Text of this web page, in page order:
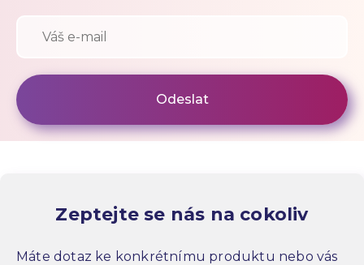
Zeptejte se nás na cokoliv
Máte dotaz ke konkrétnímu produktu nebo vás